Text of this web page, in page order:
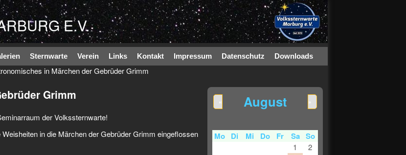
Direkt zum Inhalt
E.V.
Sternwarte Verein Links Kontakt Impressum Datenschutz Downloads
in Märchen der Gebrüder Grimm
Grimm
der Volkssternwarte!
in die Märchen der Gebrüder Grimm eingeflossen
August
« »
Mo Di Mi Do Fr Sa So
1
2